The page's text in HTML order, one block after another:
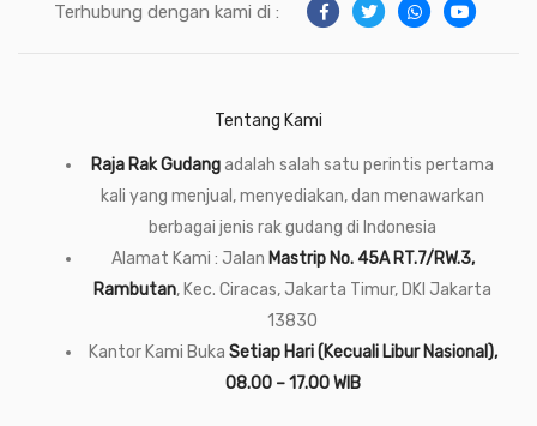
Terhubung dengan kami di :
Tentang Kami
Raja Rak Gudangadalah salah satu perintis pertama
kali yang menjual, menyediakan, dan menawarkan
berbagai jenis rak gudang di Indonesia
Alamat Kami : Jalan Mastrip No. 45A RT.7/RW.3,
Rambutan, Kec. Ciracas, Jakarta Timur, DKI Jakarta
13830
Kantor Kami Buka Setiap Hari (Kecuali Libur Nasional),
08.00 – 17.00 WIB